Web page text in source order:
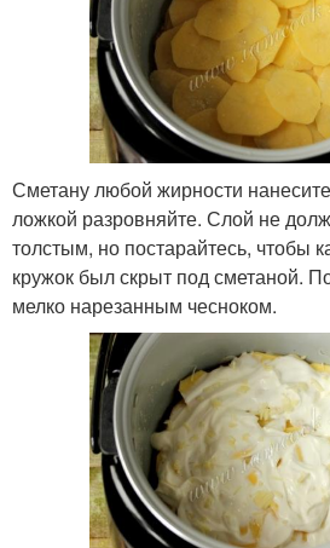
Сметану любой жирности
ложкой разровняйте. Слой не
толстым, но постарайтесь, чтобы
кружок был скрыт под сметаной.
мелко нарезанным чесноком.